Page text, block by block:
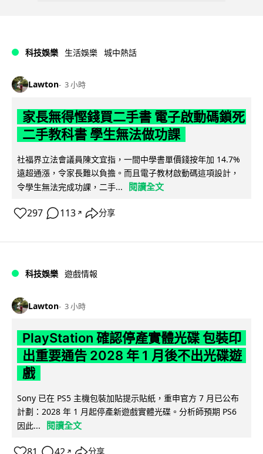
科技娛樂 生活娛樂 城中熱話
Lawton 3 小時
家長無得慳錢買二手書 電子啟動碼鎖死
二手教科書 學生無法做功課
社福界立法會議員陳文宜指，一間中學書單價錢按年加 14.7%
遠超通漲，令家長難以負擔。而且電子教材啟動碼這項設計，
令學生無法完成功課，二手...
閱讀全文
297 113 ↗ 分享
科技娛樂 遊戲情報
Lawton 3 小時
PlayStation 確認停產實體光碟 包裝印
出重要通告 2028 年 1 月後不出光碟遊
戲
Sony 已在 PS5 主機包裝加貼提示貼紙，重申官方 7 月已公布
計劃：2028 年 1 月起停產新遊戲實體光碟。分析師預期 PS6
因此...
閱讀全文
↗ 分享